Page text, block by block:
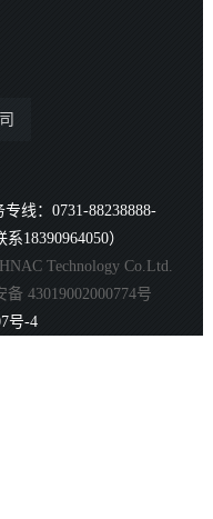
线：0731-88238888-
18390964050）
Technology Co.Ltd.
43019002000774号
号-4